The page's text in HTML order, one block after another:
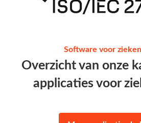
Software voor
Overzicht van onze
applicaties voor